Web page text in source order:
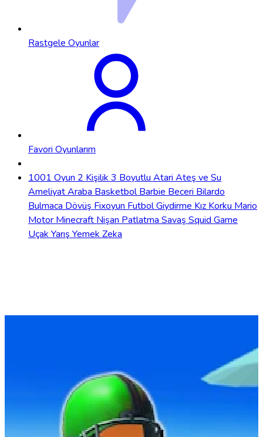
Rastgele Oyunlar
Favori Oyunlarım
1001 Oyun 2 Kişilik 3 Boyutlu Atari Ateş ve Su
AmeliyatAraba BasketbolBarbie Beceri Bilardo
Bulmaca Dövüş Fixoyun FutbolGiydirme Kız Korku Mario
Motor Minecraft Nişan Patlatma Savaş Squid Game
Uçak Yarış Yemek Zeka